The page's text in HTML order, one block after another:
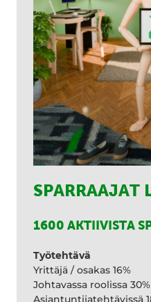
SPARRAAJAT
1600 AKTIIVISTA
Työtehtävä
Yrittäjä / osakas 16%
Johtavassa roolissa 30%
Asiantuntijatehtävissä